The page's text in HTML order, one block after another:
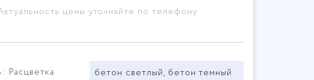
цены уточняйте по телефону
Расцветка бетон светлый, бетон темный